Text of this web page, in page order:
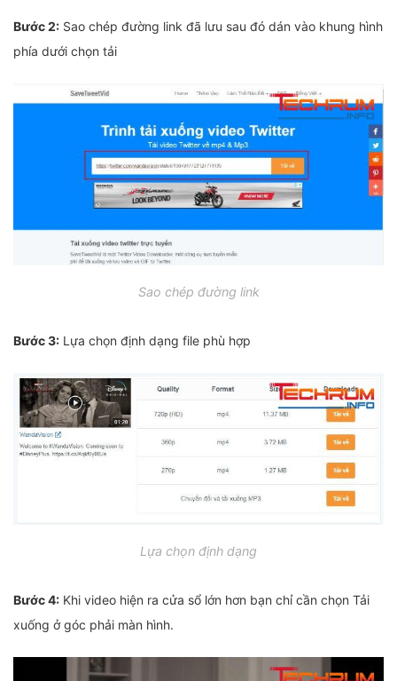
Bước 2: Sao chép đường link đã lưu sau đó dán vào khung hình
phía dưới chọn tải
Sao chép đường link
Bước 3: Lựa chọn định dạng file phù hợp
Lựa chọn định dạng
Bước 4: Khi video hiện ra cửa sổ lớn hơn bạn chỉ cần chọn Tải
xuống ở góc phải màn hình.